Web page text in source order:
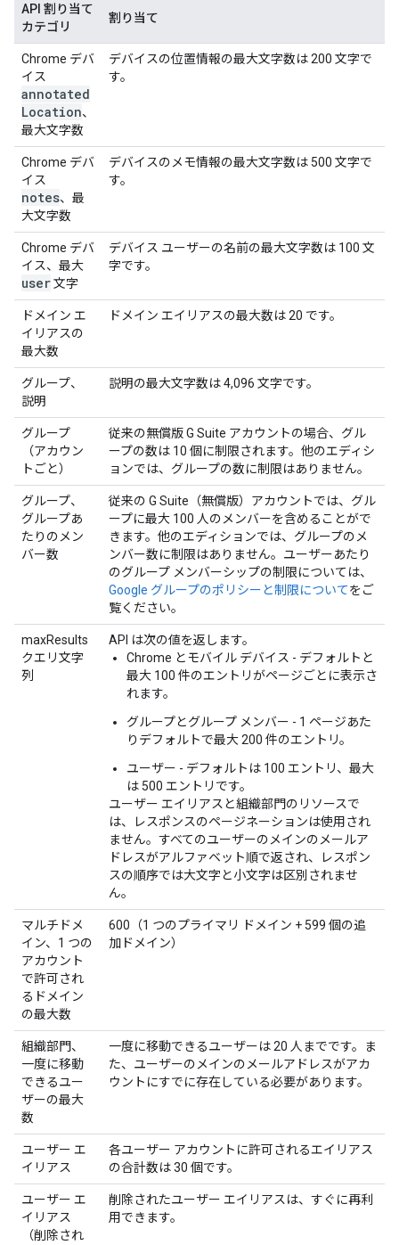
API 割り当て
カテゴリ
割り当て
Chrome デバ
イス
annotated
Location、
最大文字数
デバイスの位置情報の最大文字数は 200 文字で
す。
Chrome デバ
イス
notes、最
大文字数
デバイスのメモ情報の最大文字数は 500 文字で
す。
Chrome デバ
イス、最大
user文字
デバイス ユーザーの名前の最大文字数は 100 文
字です。
ドメイン エ
イリアスの
最大数
ドメイン エイリアスの最大数は 20 です。
グループ、
説明
説明の最大文字数は 4,096 文字です。
グループ
（アカウン
トごと）
従来の無償版 G Suite アカウントの場合、グル
ープの数は 10 個に制限されます。他のエディシ
ョンでは、グループの数に制限はありません。
グループ、
グループあ
たりのメン
バー数
従来の G Suite（無償版）アカウントでは、グル
ープに最大 100 人のメンバーを含めることがで
きます。他のエディションでは、グループのメ
ンバー数に制限はありません。ユーザーあたり
のグループ メンバーシップの制限については、
Google グループのポリシーと制限についてをご
覧ください。
maxResults
クエリ文字
列
API は次の値を返します。
Chrome とモバイル デバイス - デフォルトと
最大 100 件のエントリがページごとに表示さ
れます。
グループとグループ メンバー - 1 ページあた
りデフォルトで最大 200 件のエントリ。
ユーザー - デフォルトは 100 エントリ、最大
は 500 エントリです。
ユーザー エイリアスと組織部門のリソースで
は、レスポンスのページネーションは使用され
ません。すべてのユーザーのメインのメールア
ドレスがアルファベット順で返され、レスポン
スの順序では大文字と小文字は区別されませ
ん。
マルチドメ
イン、1 つの
アカウント
で許可され
るドメイン
の最大数
600（1 つのプライマリ ドメイン + 599 個の追
加ドメイン）
組織部門、
一度に移動
できるユー
ザーの最大
数
一度に移動できるユーザーは 20 人までです。ま
た、ユーザーのメインのメールアドレスがアカ
ウントにすでに存在している必要があります。
ユーザー エ
イリアス
各ユーザー アカウントに許可されるエイリアス
の合計数は 30 個です。
ユーザー エ
イリアス
（削除され
削除されたユーザー エイリアスは、すぐに再利
用できます。